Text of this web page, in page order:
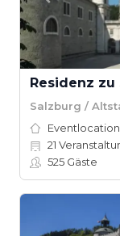
Residenz zu
Salzburg /
Eventlocation
21
525 Gäste